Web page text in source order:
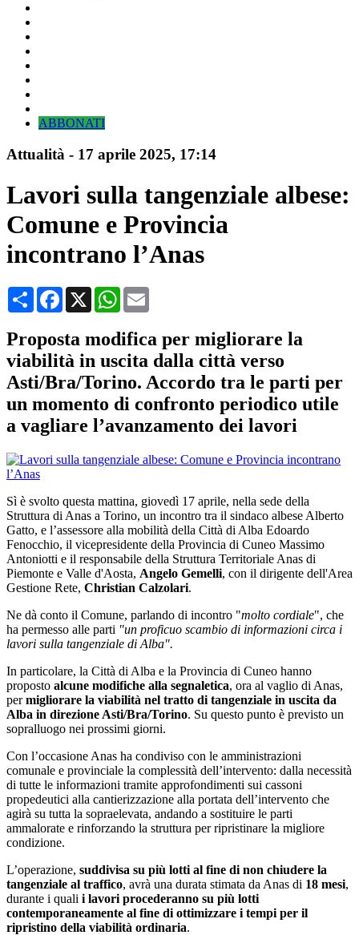
ABBONATI
Attualità - 17 aprile 2025, 17:14
Lavori sulla tangenziale albese:
Comune e Provincia
incontrano l’Anas
CondividiFacebook
X WhatsApp
Proposta modifica per migliorare la
viabilità in uscita dalla città verso
Asti/Bra/Torino. Accordo tra le parti per
un momento di confronto periodico utile
a vagliare l’avanzamento dei lavori
Sì è svolto questa mattina, giovedì 17 aprile, nella sede della
Struttura di Anas a Torino, un incontro tra il sindaco albese Alberto
Gatto, e l’assessore alla mobilità della Città di Alba Edoardo
Fenocchio, il vicepresidente della Provincia di Cuneo Massimo
Antoniotti e il responsabile della Struttura Territoriale Anas di
Piemonte e Valle d'Aosta, Angelo Gemelli, con il dirigente dell'Area
Gestione Rete, Christian Calzolari.
Ne dà conto il Comune, parlando di incontro "molto cordiale", che
ha permesso alle parti "un proficuo scambio di informazioni circa i
lavori sulla tangenziale di Alba".
In particolare, la Città di Alba e la Provincia di Cuneo hanno
proposto alcune modifiche alla segnaletica, ora al vaglio di Anas,
permigliorare la viabilità nel tratto di tangenziale in uscita da
Alba in direzione Asti/Bra/Torino. Su questo punto è previsto un
sopralluogo nei prossimi giorni.
Con l’occasione Anas ha condiviso con le amministrazioni
comunale e provinciale la complessità dell’intervento: dalla necessità
di tutte le informazioni tramite approfondimenti sui cassoni
propedeutici alla cantierizzazione alla portata dell’intervento che
agirà su tutta la sopraelevata, andando a sostituire le parti
ammalorate e rinforzando la struttura per ripristinare la migliore
condizione.
L’operazione, suddivisa su più lotti al fine di non chiudere la
tangenziale al traffico, avrà una durata stimata da Anas di 18 mesi,
durante i quali i lavori procederanno su più lotti
contemporaneamente al fine di ottimizzare i tempi per il
ripristino della viabilità ordinaria.